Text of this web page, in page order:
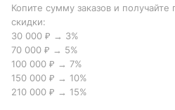
Копите сумму заказов и
скидки:
30 000 ₽ → 3%
70 000 ₽ → 5%
100 000 ₽ → 7%
150 000 ₽ → 10%
210 000 ₽ → 15%